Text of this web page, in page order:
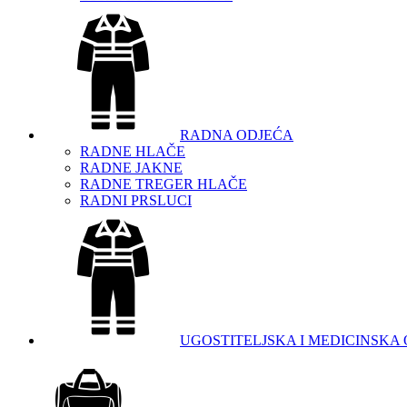
RADNA ODJEĆA
RADNE HLAČE
RADNE JAKNE
RADNE TREGER HLAČE
RADNI PRSLUCI
UGOSTITELJSKA I MEDICINSKA